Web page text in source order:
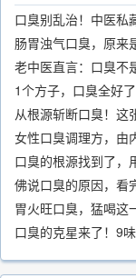
口臭别乱治！中医私
肠胃浊气口臭，原来
老中医直言：口臭不
1个方子，口臭全好
女性口臭调理方，由
口臭的根源找到了，
佛说口臭的原因，看
胃火旺口臭，猛喝这